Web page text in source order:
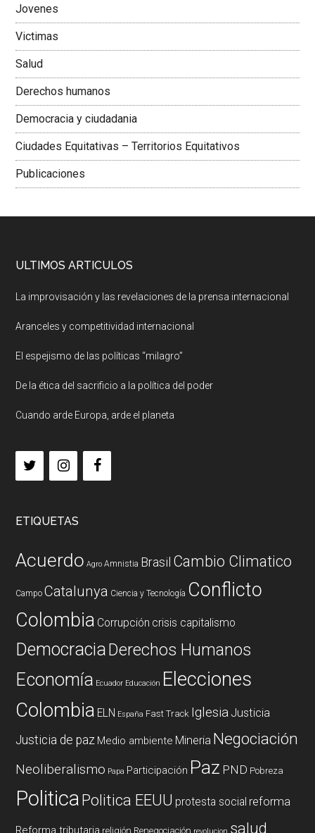
Jovenes
Victimas
Salud
Derechos humanos
Democracia y ciudadania
Ciudades Equitativas – Territorios Equitativos
Publicaciones
ULTIMOS ARTICULOS
La improvisación y las revelaciones de la prensa internacional
Aranceles y competitividad internacional
El espejismo de las políticas “milagro”
De la ética del sacrificio a la política del poder
Cuando arde Europa, arde el planeta
ETIQUETAS
Acuerdo Agro Amnistia Brasil Cambio Climatico
Campo Catalunya Ciencia y Tecnología Conflicto
Colombia Corrupción crisis capitalismo
DemocraciaDerechos Humanos
Economía Ecuador Educación Elecciones
Colombia ELN España Fast Track Iglesia Justicia
Justicia de paz Medio ambiente Mineria Negociación
Neoliberalismo Papa Participación Paz PND Pobreza
PoliticaPolitica EEUU protesta social reforma
Reforma tributaria religión Renegociación revolucion salud